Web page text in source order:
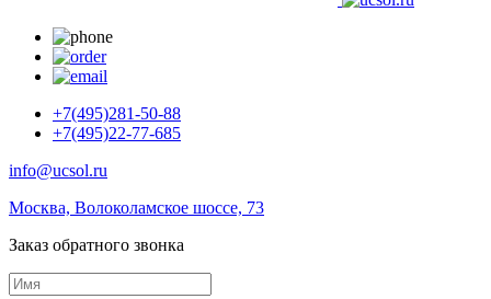
+7(495)281-50-88
+7(495)22-77-685
info@ucsol.ru
Москва, Волоколамское шоссе, 73
Заказ обратного звонка